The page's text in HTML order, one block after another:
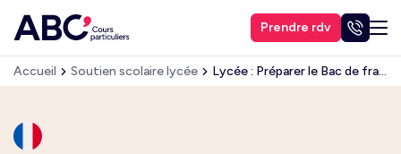
Prendre rdv
Accueil Soutien scolaire lycée Lycée : Préparer le Bac de français